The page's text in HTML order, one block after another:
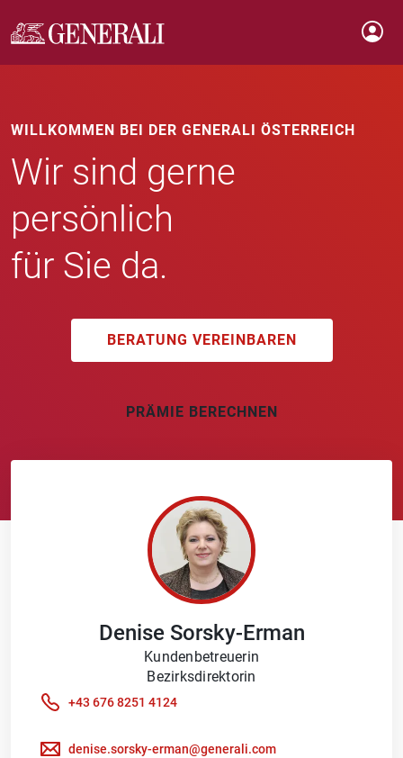
WILLKOMMEN BEI DER GENERALI ÖSTERREICH
Wir sind gerne
persönlich
für Sie da.
BERATUNG VEREINBAREN
PRÄMIE BERECHNEN
Denise Sorsky-Erman
Kundenbetreuerin
Bezirksdirektorin
+43 676 8251 4124
denise.sorsky-erman@generali.com